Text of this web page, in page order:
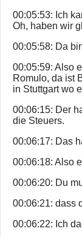
00:05:53: Ich
Oh, haben wir
00:05:58: Da
00:05:59: Also
Romulo, da ist
in Stuttgart wo
00:06:15: Der
die Steuers.
00:06:17: Das
00:06:18: Also
00:06:20: Du
00:06:21: dass
00:06:22: Ich